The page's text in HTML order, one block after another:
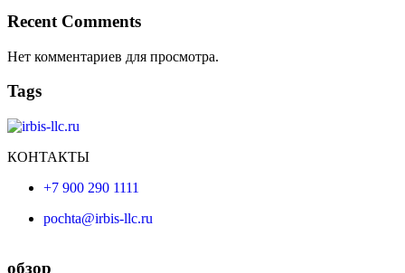
Recent Comments
Нет комментариев для просмотра.
Tags
КОНТАКТЫ
+7 900 290 1111
pochta@irbis-llc.ru
обзор